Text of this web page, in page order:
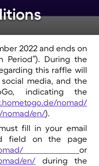
2022 and ends on
Period”). During the
this raffle will
media, and the
indicating the
nomad/
nomad/en/).
fill in your email
field on the page
or
en/
during the